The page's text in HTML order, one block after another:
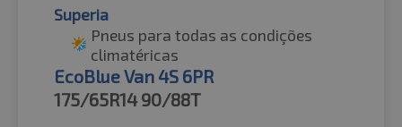
Superia
Pneus para todas as condições
climatéricas
EcoBlue Van 4S 6PR
175/65R14 90/88T